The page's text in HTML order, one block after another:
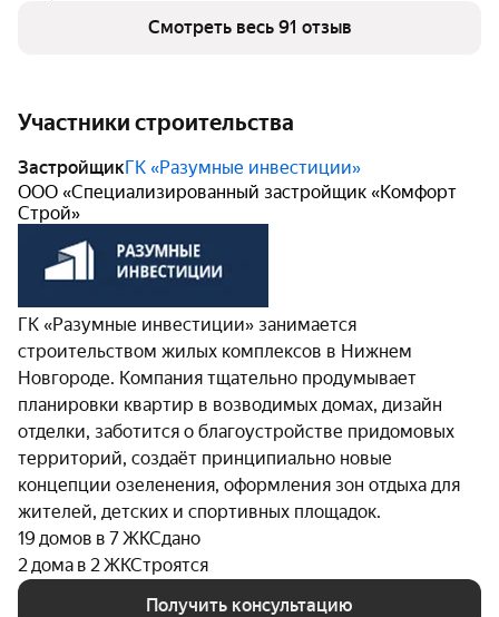
Смотреть весь 91 отзыв
Участники строительства
ЗастройщикГК «Разумные инвестиции»
ООО «Специализированный застройщик «Комфорт
Строй»
ГК «Разумные инвестиции» занимается
строительством жилых комплексов в Нижнем
Новгороде. Компания тщательно продумывает
планировки квартир в возводимых домах, дизайн
отделки, заботится о благоустройстве придомовых
территорий, создаёт принципиально новые
концепции озеленения, оформления зон отдыха для
жителей, детских и спортивных площадок.
19 домов в 7 ЖКСдано
2 дома в 2 ЖКСтроятся
Получить консультацию